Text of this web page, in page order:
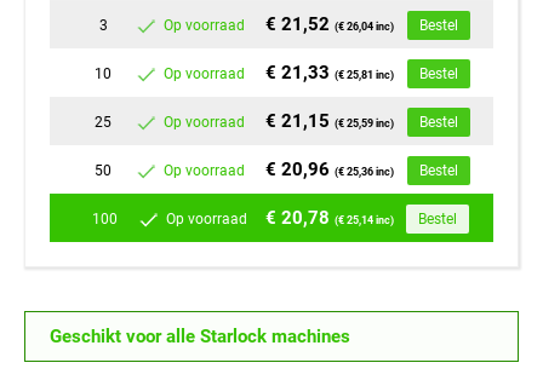
3 Op voorraad € 21,52(€ 26,04 inc) Bestel
10 Op voorraad € 21,33(€ 25,81 inc) Bestel
25 Op voorraad € 21,15(€ 25,59 inc) Bestel
50 Op voorraad € 20,96(€ 25,36 inc) Bestel
100 Op voorraad € 20,78(€ 25,14 inc) Bestel
Geschikt voor alle Starlock machines